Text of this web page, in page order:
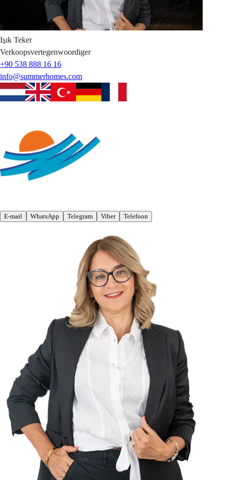
Işık Teker
Verkoopsvertegenwoordiger
+90 538 888 16 16
info@summerhomes.com
E-mail WhatsApp Telegram Viber Telefoon